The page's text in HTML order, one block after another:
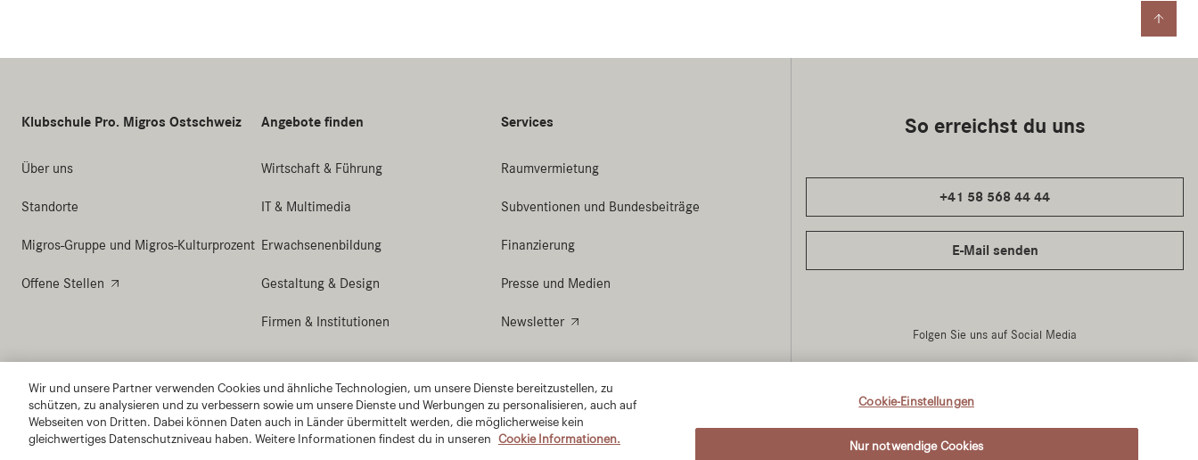
Wir und unsere Partner verwenden Cookies und ähnliche Technologien, um unsere Dienste bereitzustellen, zu
schützen, zu analysieren und zu verbessern sowie um unsere Dienste und Werbungen zu personalisieren, auch auf
Webseiten von Dritten. Dabei können Daten auch in Länder übermittelt werden, die möglicherweise kein
gleichwertiges Datenschutzniveau haben. Weitere Informationen findest du in unseren
Cookie Informationen.
Cookie-Einstellungen
Nur notwendige Cookies